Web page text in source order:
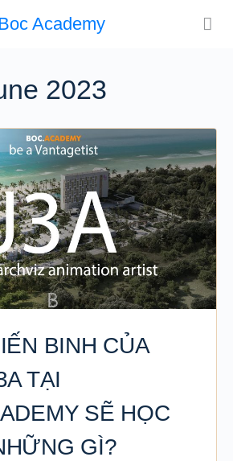
Academy
2023
BINH CỦA
TẠI
SẼ HỌC
GÌ?